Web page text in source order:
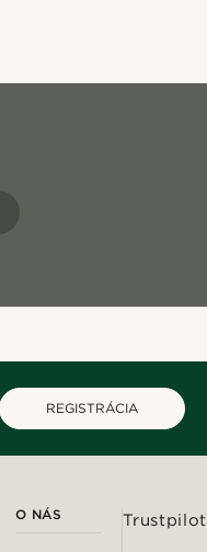
REGISTRÁCIA
O NÁS Trustpilot